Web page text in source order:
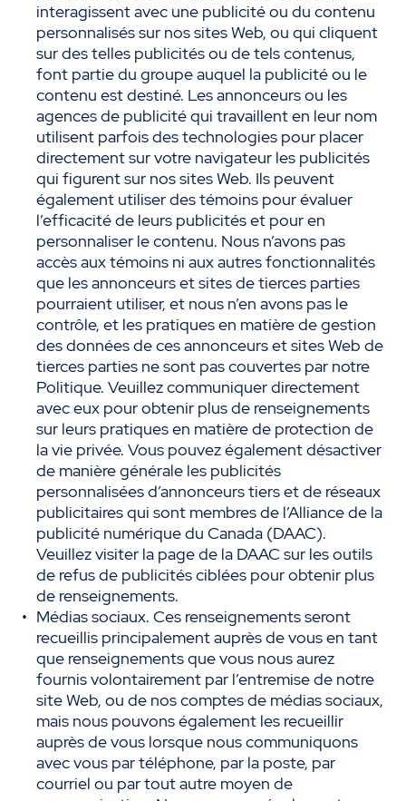
interagissent avec une publicité ou du contenu
personnalisés sur nos sites Web, ou qui cliquent
sur des telles publicités ou de tels contenus,
font partie du groupe auquel la publicité ou le
contenu est destiné. Les annonceurs ou les
agences de publicité qui travaillent en leur nom
utilisent parfois des technologies pour placer
directement sur votre navigateur les publicités
qui figurent sur nos sites Web. Ils peuvent
également utiliser des témoins pour évaluer
l’efficacité de leurs publicités et pour en
personnaliser le contenu. Nous n’avons pas
accès aux témoins ni aux autres fonctionnalités
que les annonceurs et sites de tierces parties
pourraient utiliser, et nous n’en avons pas le
contrôle, et les pratiques en matière de gestion
des données de ces annonceurs et sites Web de
tierces parties ne sont pas couvertes par notre
Politique. Veuillez communiquer directement
avec eux pour obtenir plus de renseignements
sur leurs pratiques en matière de protection de
la vie privée. Vous pouvez également désactiver
de manière générale les publicités
personnalisées d’annonceurs tiers et de réseaux
publicitaires qui sont membres de l’Alliance de la
publicité numérique du Canada (DAAC).
Veuillez visiter la page de la DAAC sur les outils
de refus de publicités ciblées pour obtenir plus
de renseignements.
Médias sociaux. Ces renseignements seront
recueillis principalement auprès de vous en tant
que renseignements que vous nous aurez
fournis volontairement par l’entremise de notre
site Web, ou de nos comptes de médias sociaux,
mais nous pouvons également les recueillir
auprès de vous lorsque nous communiquons
avec vous par téléphone, par la poste, par
courriel ou par tout autre moyen de